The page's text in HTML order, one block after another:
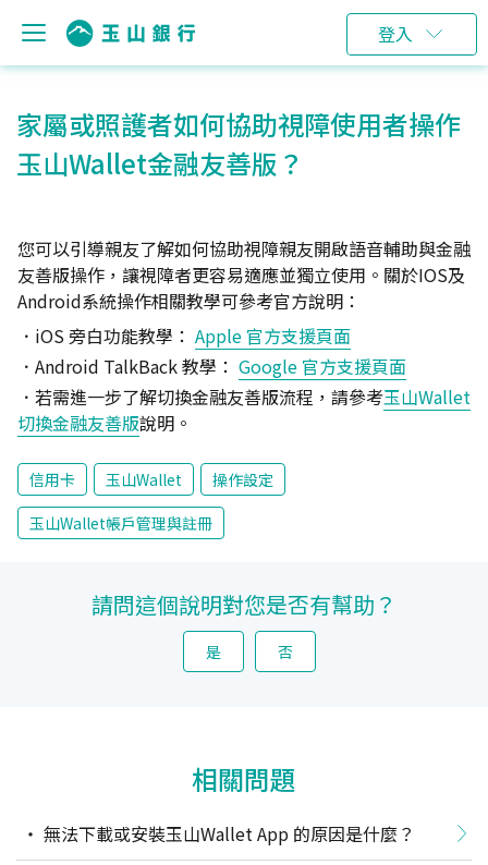
登入
家屬或照護者如何協助視障使用者操作
玉山Wallet金融友善版？
您可以引導親友了解如何協助視障親友開啟語音輔助與金融
友善版操作，讓視障者更容易適應並獨立使用。關於IOS及
Android系統操作相關教學可參考官方說明：
．iOS 旁白功能教學： Apple 官方支援頁面
．Android TalkBack 教學： Google 官方支援頁面
．若需進一步了解切換金融友善版流程，請參考玉山Wallet
切換金融友善版說明。
信用卡 玉山Wallet
操作設定
玉山Wallet帳戶管理與註冊
請問這個說明對您是否有幫助？
是 否
相關問題
無法下載或安裝玉山Wallet App 的原因是什麼？